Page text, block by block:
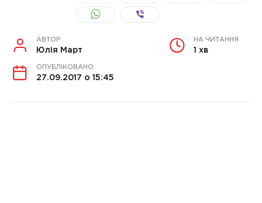
АВТОР
Юлія Март
НА ЧИТАННЯ
1 хв
ОПУБЛІКОВАНО
27.09.2017 о 15:45